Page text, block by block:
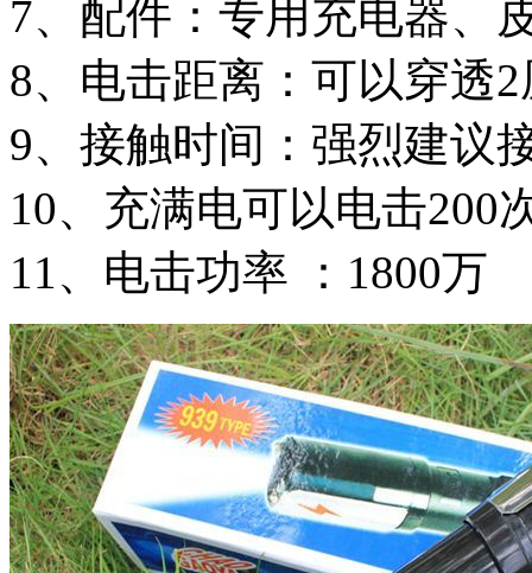
7、配件：专用充电器、
8、电击距离：可以穿透
9、接触时间：强烈建议
10、充满电可以电击200
11、电击功率 ：1800万